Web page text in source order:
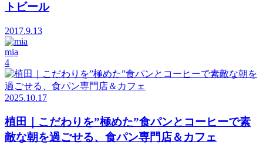
トビール
2017.9.13
mia
4
2025.10.17
植田｜こだわりを”極めた”食パンとコーヒーで素
敵な朝を過ごせる、食パン専門店＆カフェ